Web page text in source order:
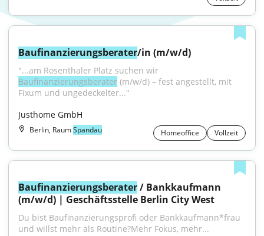
Baufinanzierungsberater/in (m/w/d)
Baufinanzierungsberater (m/w/d) – fest angestellt, mit
Fixum und ungedeckelter..."
Justhome GmbH
Berlin, RaumSpandau Homeoffice Vollzeit
Baufinanzierungsberater / Bankkaufmann
(m/w/d) | Geschäftsstelle Berlin City West
Du bist Baufinanzierungsprofi oder Bankkaufmann*frau
und willst mehr als Routine?Mehr Fokus, mehr...